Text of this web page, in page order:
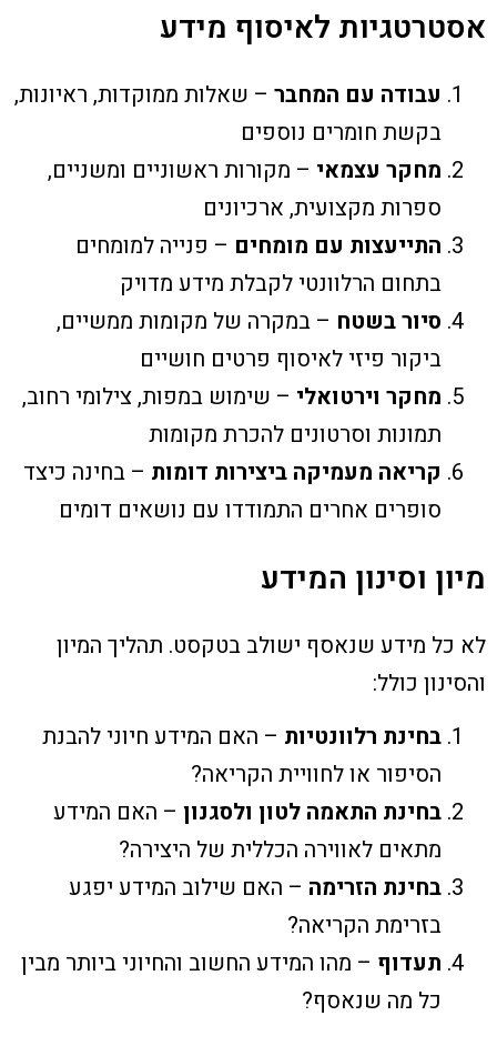
אסטרטגיות לאיסוף מידע
עבודה עם המחבר – שאלות ממוקדות, ראיונות,
בקשת חומרים נוספים
מחקר עצמאי – מקורות ראשוניים ומשניים,
ספרות מקצועית, ארכיונים
התייעצות עם מומחים – פנייה למומחים
בתחום הרלוונטי לקבלת מידע מדויק
סיור בשטח – במקרה של מקומות ממשיים,
ביקור פיזי לאיסוף פרטים חושיים
מחקר וירטואלי – שימוש במפות, צילומי רחוב,
תמונות וסרטונים להכרת מקומות
קריאה מעמיקה ביצירות דומות – בחינה כיצד
סופרים אחרים התמודדו עם נושאים דומים
מיון וסינון המידע
לא כל מידע שנאסף ישולב בטקסט. תהליך המיון
והסינון כולל:
בחינת רלוונטיות – האם המידע חיוני להבנת
הסיפור או לחוויית הקריאה?
בחינת התאמה לטון ולסגנון – האם המידע
מתאים לאווירה הכללית של היצירה?
בחינת הזרימה – האם שילוב המידע יפגע
בזרימת הקריאה?
תעדוף – מהו המידע החשוב והחיוני ביותר מבין
כל מה שנאסף?